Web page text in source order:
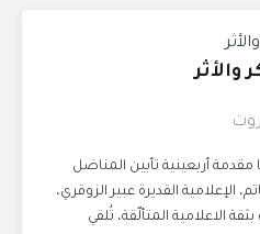
والأثر
مقدمة أربعينية تأبين المناضل
الإعلامية القديرة عبير الزوقري،
المتألّقة، تُلقي